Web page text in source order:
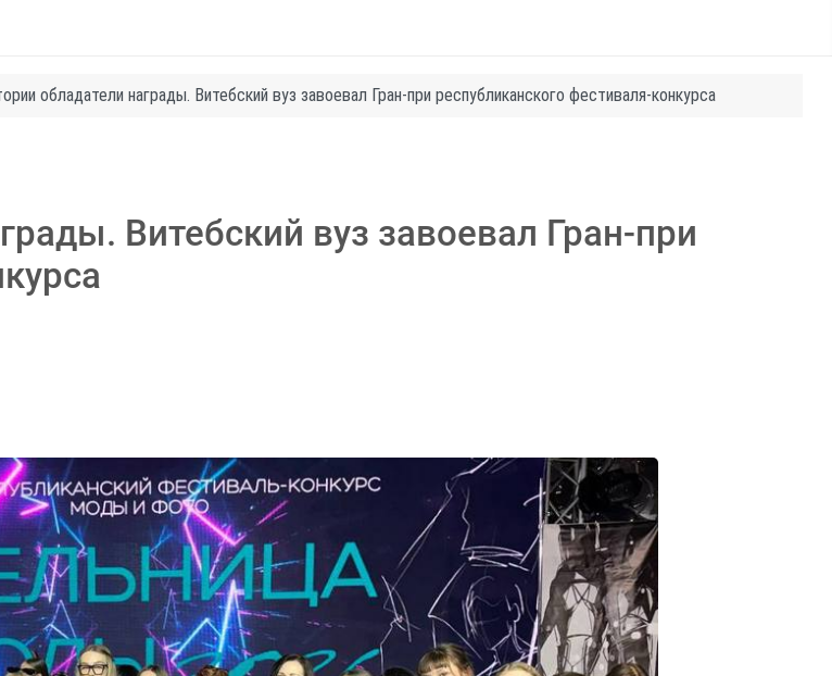
обладатели награды. Витебский вуз завоевал Гран-при республиканского фестиваля-конкурса
Витебский вуз завоевал Гран-при